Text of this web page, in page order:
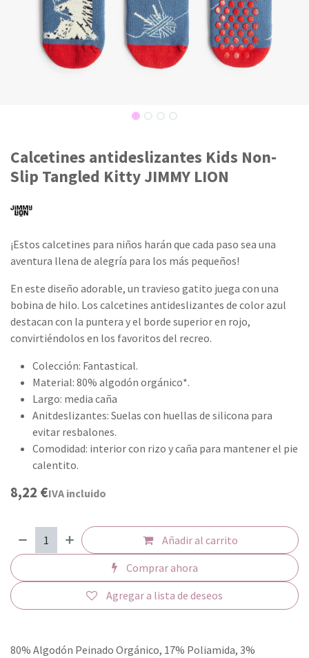
Calcetines antideslizantes Kids Non-
Slip Tangled Kitty JIMMY LION
¡Estos calcetines para niños harán que cada paso sea una
aventura llena de alegría para los más pequeños!
En este diseño adorable, un travieso gatito juega con una
bobina de hilo. Los calcetines antideslizantes de color azul
destacan con la puntera y el borde superior en rojo,
convirtiéndolos en los favoritos del recreo.
Colección: Fantastical.
Material: 80% algodón orgánico*.
Largo: media caña
Anitdeslizantes: Suelas con huellas de silicona para
evitar resbalones.
Comodidad: interior con rizo y caña para mantener el pie
calentito.
8,22 €IVA incluido
Añadir al carrito
Comprar ahora
Agregar a lista de deseos
80% Algodón Peinado Orgánico, 17% Poliamida, 3%